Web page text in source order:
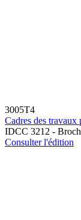
3005T4
Cadres des travaux
IDCC 3212 -
Consulter l'édition